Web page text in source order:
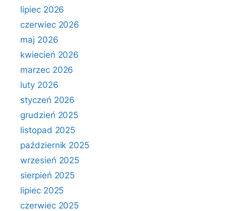
lipiec 2026
czerwiec 2026
maj 2026
kwiecień 2026
marzec 2026
luty 2026
styczeń 2026
grudzień 2025
listopad 2025
październik 2025
wrzesień 2025
sierpień 2025
lipiec 2025
czerwiec 2025